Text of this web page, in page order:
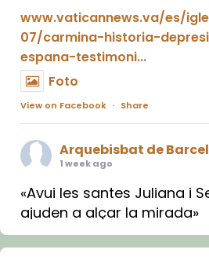
www.vaticannews.va/es/
07/carmina-historia-
espana-testimoni...
Foto
View on Facebook · Share
Arquebisbat de
1 week ago
«Avui les santes Juliana i
ajuden a alçar la mirada»
Mons. Sergi Gordo, bisbe